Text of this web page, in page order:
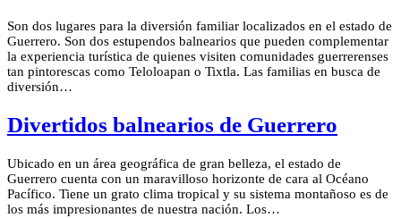
Son dos lugares para la diversión familiar localizados en el estado de
Guerrero. Son dos estupendos balnearios que pueden complementar
la experiencia turística de quienes visiten comunidades guerrerenses
tan pintorescas como Teloloapan o Tixtla. Las familias en busca de
diversión…
Divertidos balnearios de Guerrero
Ubicado en un área geográfica de gran belleza, el estado de
Guerrero cuenta con un maravilloso horizonte de cara al Océano
Pacífico. Tiene un grato clima tropical y su sistema montañoso es de
los más impresionantes de nuestra nación. Los…